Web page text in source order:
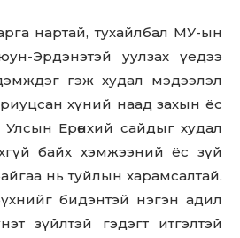
нартай, тухайлбал МУ-ын
Эрдэнэтэй уулзах үедээ
гэж худал мэдээлэл
хүний наад захын ёс
Ерөнхий сайдыг худал
байх хэмжээний ёс зүй
нь туйлын харамсалтай.
бидэнтэй нэгэн адил
зүйлтэй гэдэгт итгэлтэй